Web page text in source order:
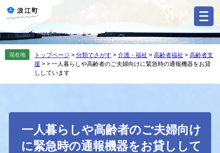
の
先
ー
を
現在地 トップページ > 分類でさがす > 介護・福祉 > 高齢者福祉 > 高齢者支
援 > > 一人暮らしや高齢者のご夫婦向けに緊急時の通報機器をお貸
ししています
本
一人暮らしや高齢者のご夫婦向け
に緊急時の通報機器をお貸しして